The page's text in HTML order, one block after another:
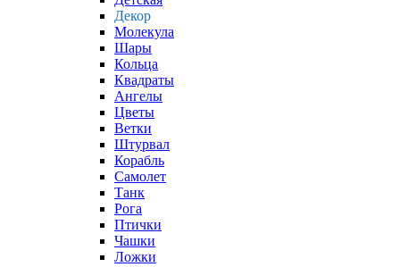
Декор
Молекула
Шары
Кольца
Квадраты
Ангелы
Цветы
Ветки
Штурвал
Корабль
Самолет
Танк
Рога
Птички
Чашки
Ложки